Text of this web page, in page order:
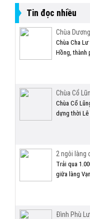
Tin đọc nhiều
Chùa
Chùa Cha
Hồng, thành
Chùa Cổ
Chùa Cổ
dựng thời Lê
2 ngôi làng
Trải qua
giữa làng
Đình Phù